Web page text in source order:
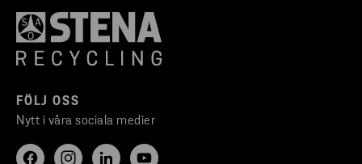
FÖLJ OSS
Nytt i våra sociala medier